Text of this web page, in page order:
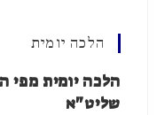
הלכה יומית
הלכה יומית מפי
שליט"א